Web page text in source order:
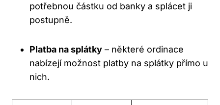
potřebnou částku od banky a splácet ji
postupně.
Platba na splátky – některé ordinace
nabízejí možnost platby na splátky přímo u
nich.